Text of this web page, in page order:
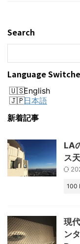
Search
Language
English
日本語
新着記事
LA
ス
100
現
ン